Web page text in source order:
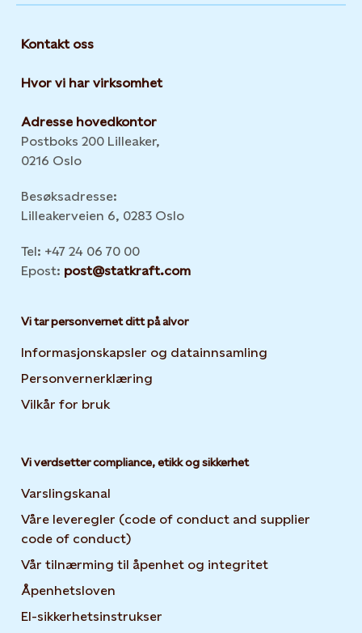
Kontakt oss
Hvor vi har virksomhet
Adresse hovedkontor
Postboks 200 Lilleaker,
0216 Oslo
Besøksadresse:
Lilleakerveien 6, 0283 Oslo
Tel: +47 24 06 70 00
Epost: post@statkraft.com
Vi tar personvernet ditt på alvor
Informasjonskapsler og datainnsamling
Personvernerklæring
Vilkår for bruk
Vi verdsetter compliance, etikk og sikkerhet
Varslingskanal
Våre leveregler (code of conduct and supplier
code of conduct)
Vår tilnærming til åpenhet og integritet
Åpenhetsloven
El-sikkerhetsinstrukser